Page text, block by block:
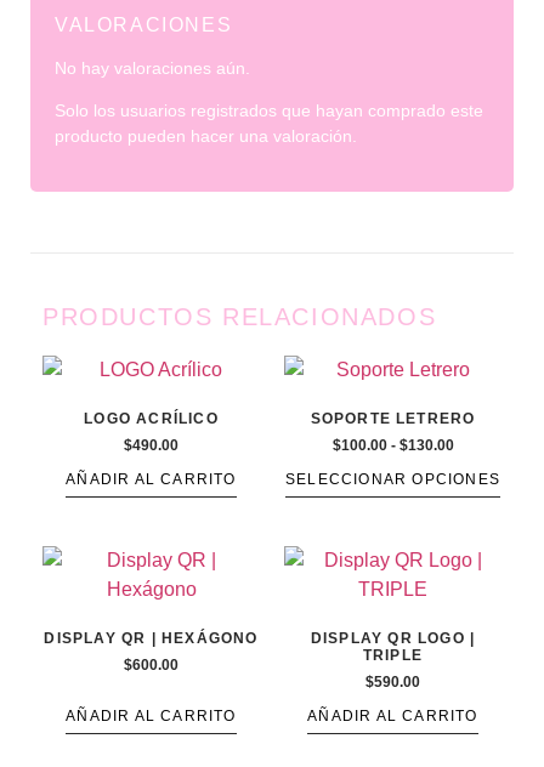
VALORACIONES
No hay valoraciones aún.
Solo los usuarios registrados que hayan comprado este
producto pueden hacer una valoración.
PRODUCTOS RELACIONADOS
LOGO ACRÍLICO
$490.00
AÑADIR AL CARRITO
SOPORTE LETRERO
$100.00 - $130.00
SELECCIONAR OPCIONES
DISPLAY QR | HEXÁGONO
$600.00
AÑADIR AL CARRITO
DISPLAY QR LOGO |
TRIPLE
$590.00
AÑADIR AL CARRITO